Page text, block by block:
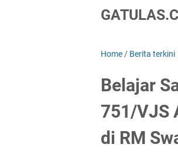
Home / Berita terkini
Belajar
751/VJS
di RM